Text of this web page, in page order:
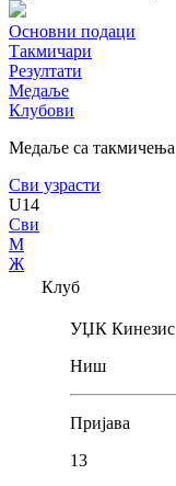
Основни подаци
Такмичари
Резултати
Медаље
Клубови
Медаље са такмичења
Сви узрасти
U14
Сви
М
Ж
Клуб
УЏК Кинезис
Ниш
Пријава
13